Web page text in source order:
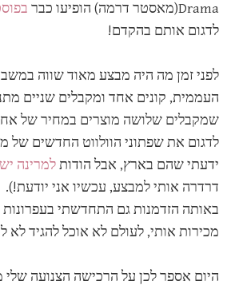
Drama(מאסטר דרמה) הופיעו כבר
לדגום אותם בהקדם!
לפני זמן מה היה מבצע מאוד שווה
העממית, קונים אחד ומקבלים שניים
שמקבלים שלושה מוצרים במחיר של
לדגום את שפתוני הוולווט החדשים של
ידעתי שהם בארץ, אבל הודות למרינה יש
דרדרה אותי למבצע, עכשיו אני יודעת!).
באותה הזדמנות גם התחדשתי בעפרונות
מכירות אותי, לעולם לא אוכל להגיד לא
היום אספר לכן על הרכישה הצנועה שלי